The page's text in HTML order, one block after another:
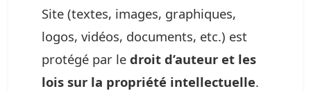
Site (textes, images, graphiques,
logos, vidéos, documents, etc.) est
protégé par le droit d’auteur et les
lois sur la propriété intellectuelle.